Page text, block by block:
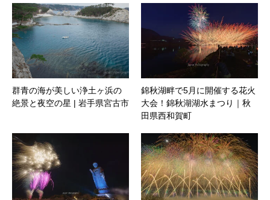
群青の海が美しい浄土ヶ浜の
絶景と夜空の星 | 岩手県宮古市
錦秋湖畔で5月に開催する花火
大会！錦秋湖湖水まつり｜秋
田県西和賀町